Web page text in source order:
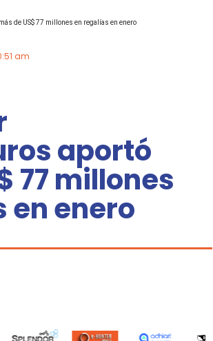
de US$ 77 millones en regalías en enero
am
aportó
77 millones
en enero